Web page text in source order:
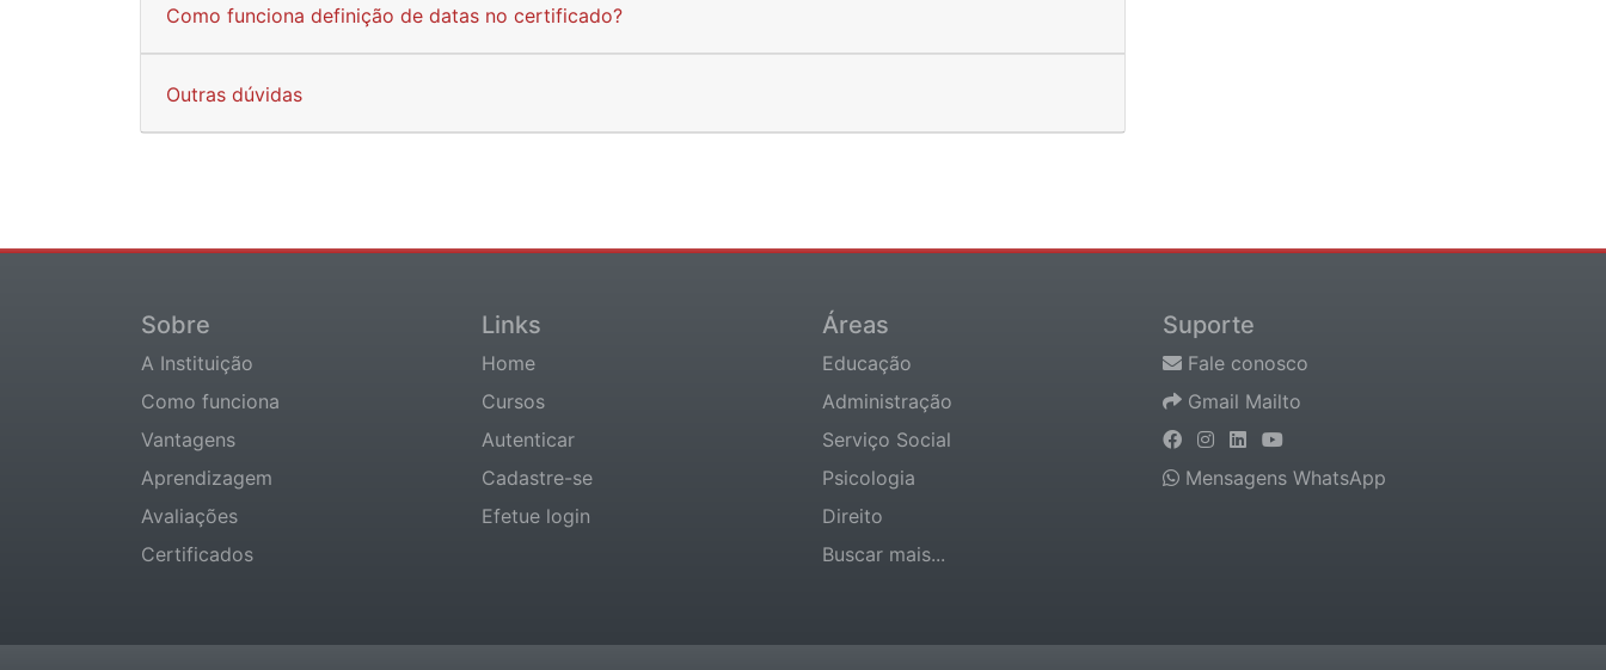
Como funciona definição de datas no certificado?
Outras dúvidas
Sobre
A Instituição
Como funciona
Vantagens
Aprendizagem
Avaliações
Certificados
Links
Home
Cursos
Autenticar
Cadastre-se
Efetue login
Áreas
Educação
Administração
Serviço Social
Psicologia
Direito
Buscar mais...
Suporte
Fale conosco
Gmail Mailto
Mensagens WhatsApp